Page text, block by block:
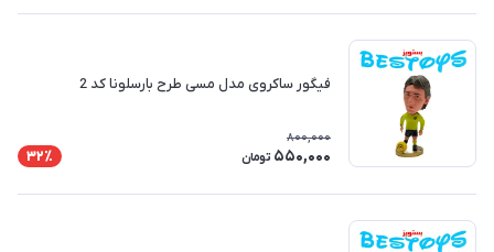
فیگور ساکروی مدل مسی طرح بارسلونا کد 2
800,000
550,000 تومان 32٪